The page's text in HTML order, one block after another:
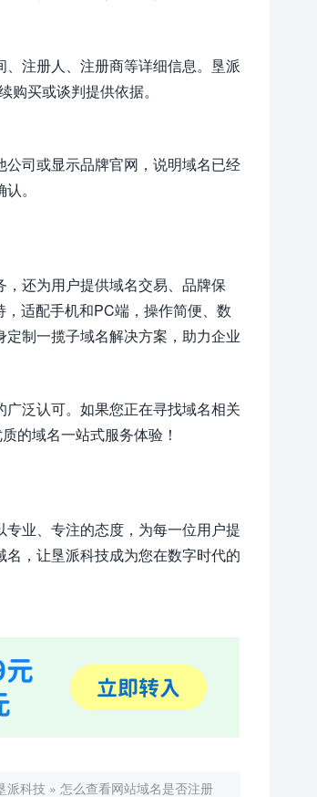
注册人、注册商等详细信息。垦派
买或谈判提供依据。
司或显示品牌官网，说明域名已经
。
还为用户提供域名交易、品牌保
适配手机和PC端，操作简便、数
制一揽子域名解决方案，助力企业
泛认可。如果您正在寻找域名相关
的域名一站式服务体验！
业、专注的态度，为每一位用户提
，让垦派科技成为您在数字时代的
派科技 » 怎么查看网站域名是否注册